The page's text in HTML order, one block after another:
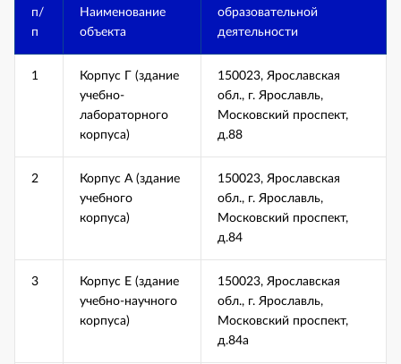
п/
п
Наименование
объекта
образовательной
деятельности
1
Корпус Г (здание
учебно-
лабораторного
корпуса)
150023, Ярославская
обл., г. Ярославль,
Московский проспект,
д.88
2
Корпус А (здание
учебного
корпуса)
150023, Ярославская
обл., г. Ярославль,
Московский проспект,
д.84
3
Корпус Е (здание
учебно-научного
корпуса)
150023, Ярославская
обл., г. Ярославль,
Московский проспект,
д.84а